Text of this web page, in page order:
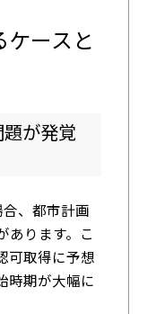
ースと
が発覚
、都市計画
あります。こ
可取得に予想
時期が大幅に